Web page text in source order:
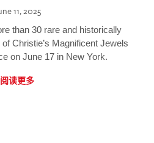
11, 2025
than 30 rare and historically
Christie’s Magnificent Jewels
on June 17 in New York.
阅读更多